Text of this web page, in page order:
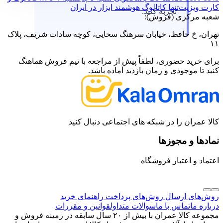
تجربه کنید. کارت ویزیتتنها کاتالوگ هوشمند ابزار در ایران
شعبه مرکزی (فروش):
تهران، خ حافظ، خیابان سرهنگ سخایی، کوچه سادات شریف، پلاک
۱۱
برای خرید حضوری، لطفاً پیش از مراجعه با تیم فروش هماهنگ
کنید تا موجودی و زمان بازدید آماده باشد.
کالا عمران را در شبکه های اجتماعی دنبال کنید
نمادها و مجوزها
اعتماد و اعتبار فروشگاه
روش‌های ارسال روش‌های پرداخت راهنمای خرید
درباره ماتماس با ماسوالات متداولقوانین و مقررات
مجموعه کالا عمران با بیش از ۲۰ سال سابقه در زمینه فروش و